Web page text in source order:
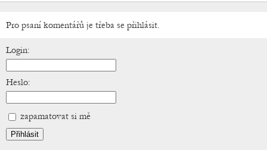
Pro psaní komentářů je třeba se přihlásit.
Login:
Heslo:
zapamatovat si mě